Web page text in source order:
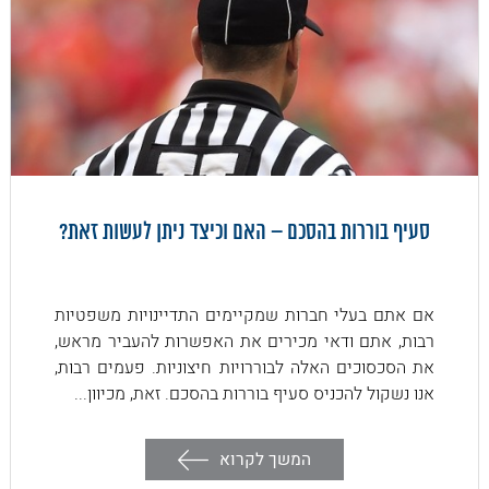
סעיף בוררות בהסכם – האם וכיצד ניתן לעשות זאת?
אם אתם בעלי חברות שמקיימים התדיינויות משפטיות
רבות, אתם ודאי מכירים את האפשרות להעביר מראש,
את הסכסוכים האלה לבוררויות חיצוניות. פעמים רבות,
אנו נשקול להכניס סעיף בוררות בהסכם. זאת, מכיוון...
המשך לקרוא